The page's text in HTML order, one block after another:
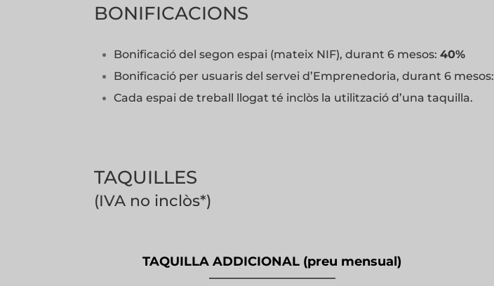
BONIFICACIONS
Bonificació del segon espai (mateix NIF), durant 6 mesos:40%
Bonificació per usuaris del servei d’Emprenedoria, durant 6 mesos:
Cada espai de treball llogat té inclòs la utilització d’una taquilla.
TAQUILLES
(IVA no inclòs*)
.TAQUILLA ADDICIONAL (preu mensual)
——————————